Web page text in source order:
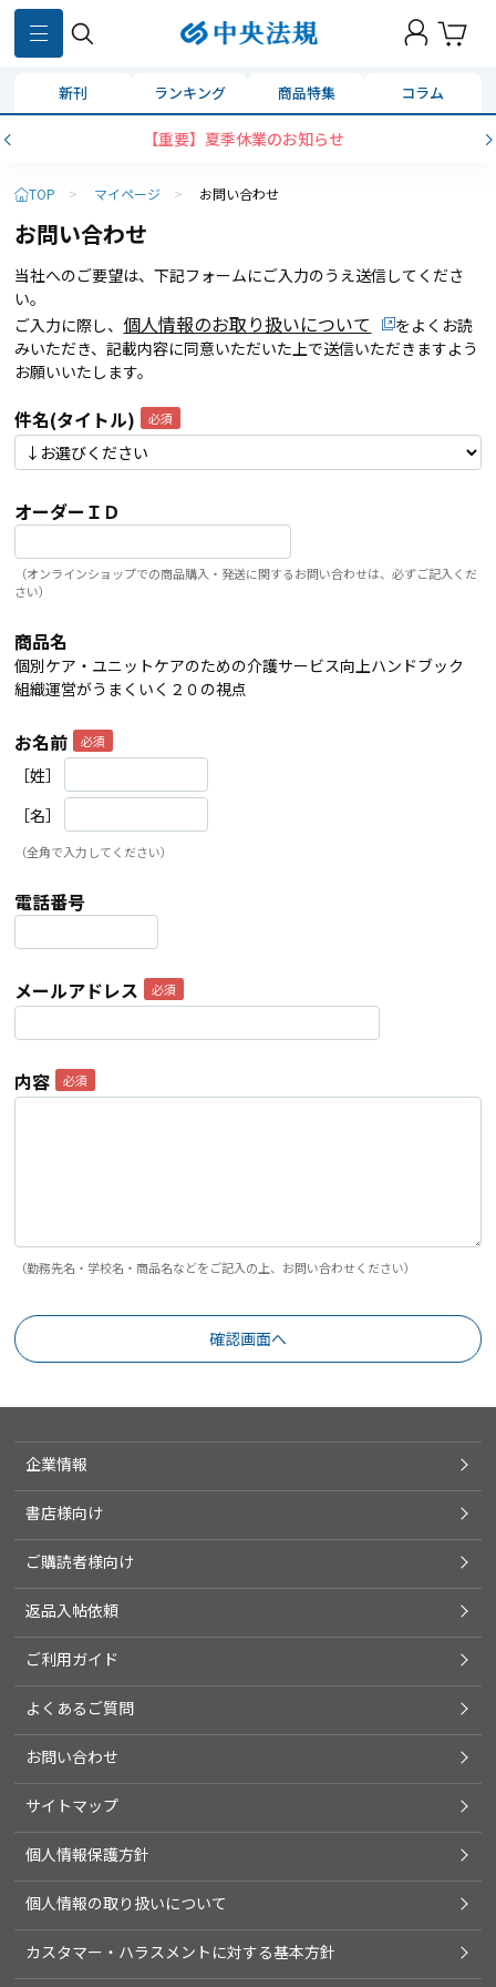
新刊 ランキング 商品特集 コラム
【重要】夏季休業のお知らせ
TOP > マイページ > お問い合わせ
お問い合わせ
当社へのご要望は、下記フォームにご入力のうえ送信してくださ
い。
ご入力に際し、 個人情報のお取り扱いについて
をよくお読
みいただき、記載内容に同意いただいた上で送信いただきますよう
お願いいたします。
件名(タイトル)
オーダーＩＤ
（オンラインショップでの商品購入・発送に関するお問い合わせは、必ずご記入くだ
さい）
商品名
個別ケア・ユニットケアのための介護サービス向上ハンドブック
組織運営がうまくいく２０の視点
お名前
［姓］
［名］
（全角で入力してください）
電話番号
メールアドレス
内容
（勤務先名・学校名・商品名などをご記入の上、お問い合わせください）
企業情報
書店様向け
ご購読者様向け
返品入帖依頼
ご利用ガイド
よくあるご質問
お問い合わせ
サイトマップ
個人情報保護方針
個人情報の取り扱いについて
カスタマー・ハラスメントに対する基本方針